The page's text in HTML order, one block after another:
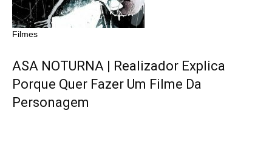
Filmes
ASA NOTURNA | Realizador Explica
Porque Quer Fazer Um Filme Da
Personagem